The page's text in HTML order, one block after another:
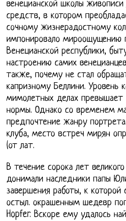
венецианской школы живописи
средств, в котором
сочному жизнерадостному
импонировало мироощущению
Венецианской республики,
настроению самих
также, почему не стал
капризному Беллини. Уровень
мимолетных делах
нормы. Однако со временем
предпочтение жанру
клуба, место встреч мирян
(от лат.
В течение сорока лет
донимали наследники папы
завершения работы, к которой
остыл. окрашенным шедевр
Hopfer. Вскоре ему удалось